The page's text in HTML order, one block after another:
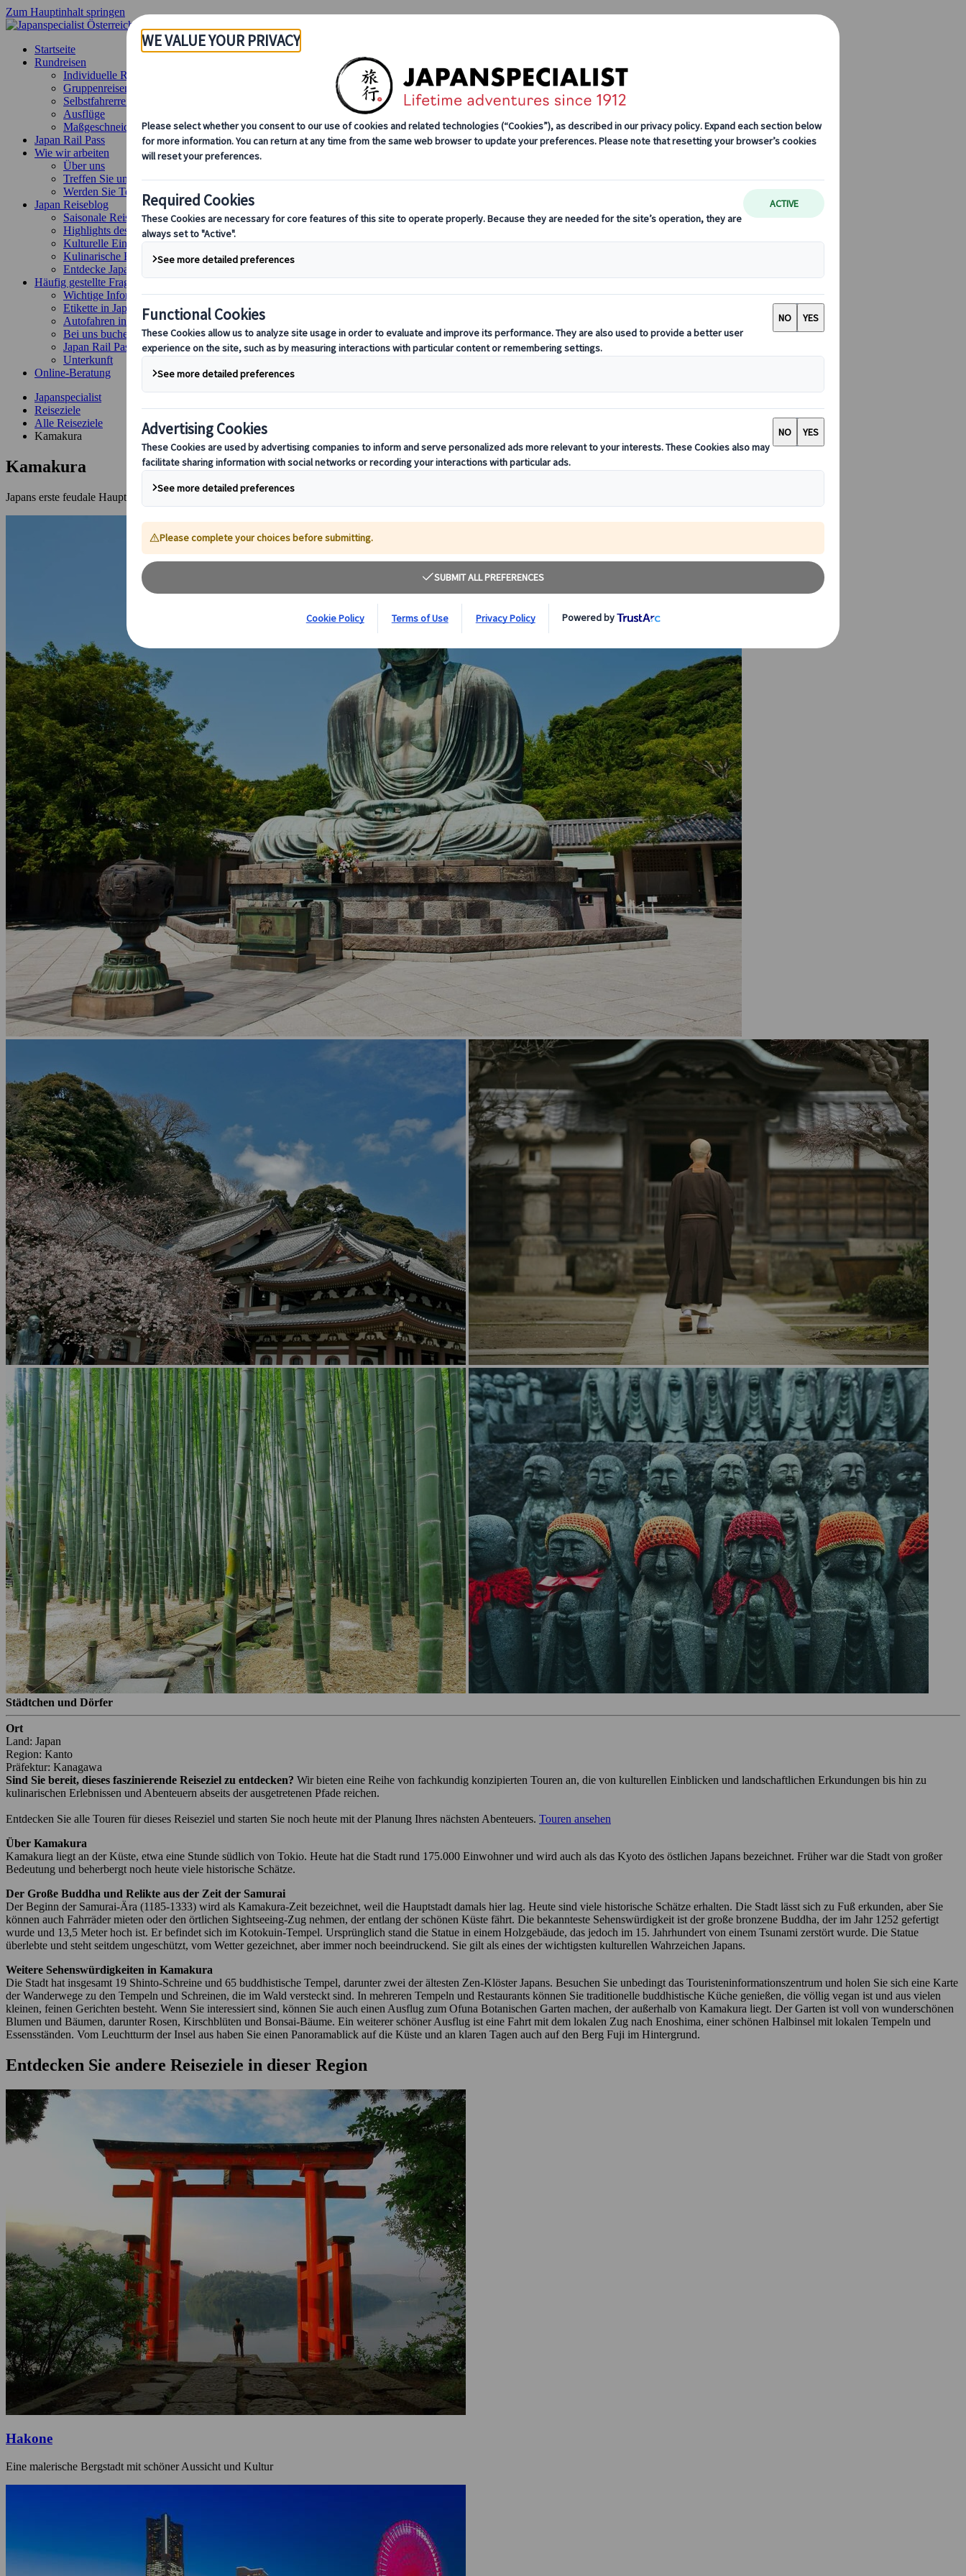
Zum Hauptinhalt springen
Startseite
Rundreisen
Individuelle Reisen
Gruppenreisen
Selbstfahrerreisen
Ausflüge
Maßgeschneiderte Gruppenreisen
Japan Rail Pass
Wie wir arbeiten
Über uns
Treffen Sie unser Team
Werden Sie Teil unseres Teams
Japan Reiseblog
Saisonale Reisetipps
Highlights des Reiseziels
Kulturelle Einblicke
Kulinarische Erlebnisse
Entdecke Japan mit dem Zug
Häufig gestellte Fragen
Wichtige Informationen
Etikette in Japan
Autofahren in Japan
Bei uns buchen
Japan Rail Pass
Unterkunft
Online-Beratung
Japanspecialist
Reiseziele
Alle Reiseziele
Kamakura
Kamakura
Japans erste feudale Hauptstadt mit reichem historischen Erbe
Städtchen und Dörfer
Ort
Land: Japan
Region: Kanto
Präfektur: Kanagawa
Sind Sie bereit, dieses faszinierende Reiseziel zu entdecken? Wir bieten eine Reihe von fachkundig konzipierten Touren an, die von kulturellen Einblicken und landschaftlichen Erkundungen bis hin zu
kulinarischen Erlebnissen und Abenteuern abseits der ausgetretenen Pfade reichen.
Entdecken Sie alle Touren für dieses Reiseziel und starten Sie noch heute mit der Planung Ihres nächsten Abenteuers. Touren ansehen
Über Kamakura
Kamakura liegt an der Küste, etwa eine Stunde südlich von Tokio. Heute hat die Stadt rund 175.000 Einwohner und wird auch als das Kyoto des östlichen Japans bezeichnet. Früher war die Stadt von großer
Bedeutung und beherbergt noch heute viele historische Schätze.
Der Große Buddha und Relikte aus der Zeit der Samurai
Der Beginn der Samurai-Ära (1185-1333) wird als Kamakura-Zeit bezeichnet, weil die Hauptstadt damals hier lag. Heute sind viele historische Schätze erhalten. Die Stadt lässt sich zu Fuß erkunden, aber Sie
können auch Fahrräder mieten oder den örtlichen Sightseeing-Zug nehmen, der entlang der schönen Küste fährt. Die bekannteste Sehenswürdigkeit ist der große bronzene Buddha, der im Jahr 1252 gefertigt
wurde und 13,5 Meter hoch ist. Er befindet sich im Kotokuin-Tempel. Ursprünglich stand die Statue in einem Holzgebäude, das jedoch im 15. Jahrhundert von einem Tsunami zerstört wurde. Die Statue
überlebte und steht seitdem ungeschützt, vom Wetter gezeichnet, aber immer noch beeindruckend. Sie gilt als eines der wichtigsten kulturellen Wahrzeichen Japans.
Weitere Sehenswürdigkeiten in Kamakura
Die Stadt hat insgesamt 19 Shinto-Schreine und 65 buddhistische Tempel, darunter zwei der ältesten Zen-Klöster Japans. Besuchen Sie unbedingt das Touristeninformationszentrum und holen Sie sich eine Karte
der Wanderwege zu den Tempeln und Schreinen, die im Wald versteckt sind. In mehreren Tempeln und Restaurants können Sie traditionelle buddhistische Küche genießen, die völlig vegan ist und aus vielen
kleinen, feinen Gerichten besteht. Wenn Sie interessiert sind, können Sie auch einen Ausflug zum Ofuna Botanischen Garten machen, der außerhalb von Kamakura liegt. Der Garten ist voll von wunderschönen
Blumen und Bäumen, darunter Rosen, Kirschblüten und Bonsai-Bäume. Ein weiterer schöner Ausflug ist eine Fahrt mit dem lokalen Zug nach Enoshima, einer schönen Halbinsel mit lokalen Tempeln und
Essensständen. Vom Leuchtturm der Insel aus haben Sie einen Panoramablick auf die Küste und an klaren Tagen auch auf den Berg Fuji im Hintergrund.
Entdecken Sie andere Reiseziele in dieser Region
Hakone
Eine malerische Bergstadt mit schöner Aussicht und Kultur